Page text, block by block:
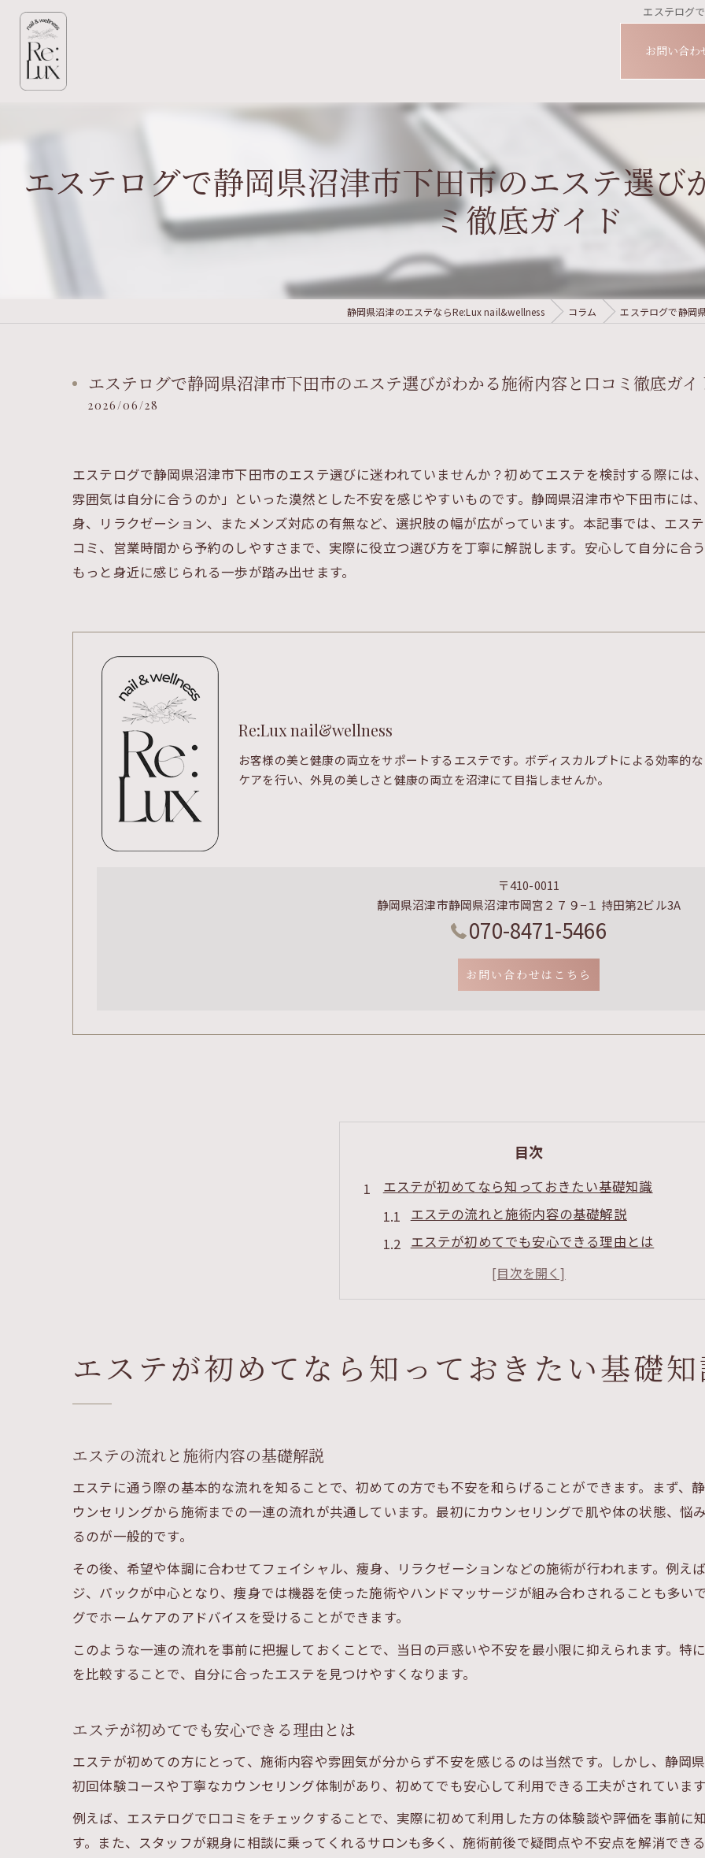
エステログ
お問い合わ
エステログで静岡県沼津市下田市のエステ選び
ミ徹底ガイド
静岡県沼津のエステならRe:Lux nail&wellness コラム エステログで静岡
エステログで静岡県沼津市下田市のエステ選びがわかる施術内容と口コミ徹底ガイ
2026/06/28
エステログで静岡県沼津市下田市のエステ選びに迷われていませんか？初めてエステを検討する際には
雰囲気は自分に合うのか」といった漠然とした不安を感じやすいものです。静岡県沼津市や下田市には
身、リラクゼーション、またメンズ対応の有無など、選択肢の幅が広がっています。本記事では、エス
コミ、営業時間から予約のしやすさまで、実際に役立つ選び方を丁寧に解説します。安心して自分に合
もっと身近に感じられる一歩が踏み出せます。
Re:Lux nail&wellness
お客様の美と健康の両立をサポートするエステです。ボディスカルプトによる効率的
ケアを行い、外見の美しさと健康の両立を沼津にて目指しませんか。
〒410-0011
静岡県沼津市静岡県沼津市岡宮２７９−１ 持田第2ビル3A
070-8471-5466
お問い合わせはこちら
目次
エステが初めてなら知っておきたい基礎知識
エステの流れと施術内容の基礎解説
エステが初めてでも安心できる理由とは
エステで受けられる主なサービスの特徴
初めてのエステに必要な事前準備とは
静岡県の沼津市や下田市で理想のエステを探すコツ
静岡県でエステ選びに役立つ比較方法
理想のエステを見つけるための検索術
施術内容からわかるエステ選びのポイント
フェイシャルや痩身など施術別の特徴紹介
エステ施術内容の違いを徹底比較する方法
自分に合うエステ施術を選ぶコツまとめ
口コミを通じて安心できるエステの見極め方
口コミから分かるエステの評判と安心度
エステ体験談を参考にする選び方のコツ
良いエステと悪いエステの口コミ比較法
エステで叶うリラクゼーションと美容体験
エステが初めてなら知っておきたい基礎
エステの流れと施術内容の基礎解説
エステに通う際の基本的な流れを知ることで、初めての方でも不安を和らげることができます。まず、
ウンセリングから施術までの一連の流れが共通しています。最初にカウンセリングで肌や体の状態、悩
るのが一般的です。
その後、希望や体調に合わせてフェイシャル、痩身、リラクゼーションなどの施術が行われます。例え
ジ、パックが中心となり、痩身では機器を使った施術やハンドマッサージが組み合わされることも多い
グでホームケアのアドバイスを受けることができます。
このような一連の流れを事前に把握しておくことで、当日の戸惑いや不安を最小限に抑えられます。特
を比較することで、自分に合ったエステを見つけやすくなります。
エステが初めてでも安心できる理由とは
エステが初めての方にとって、施術内容や雰囲気が分からず不安を感じるのは当然です。しかし、静岡
初回体験コースや丁寧なカウンセリング体制があり、初めてでも安心して利用できる工夫がされていま
例えば、エステログで口コミをチェックすることで、実際に初めて利用した方の体験談や評価を事前に
す。また、スタッフが親身に相談に乗ってくれるサロンも多く、施術前後で疑問点や不安点を解消でき